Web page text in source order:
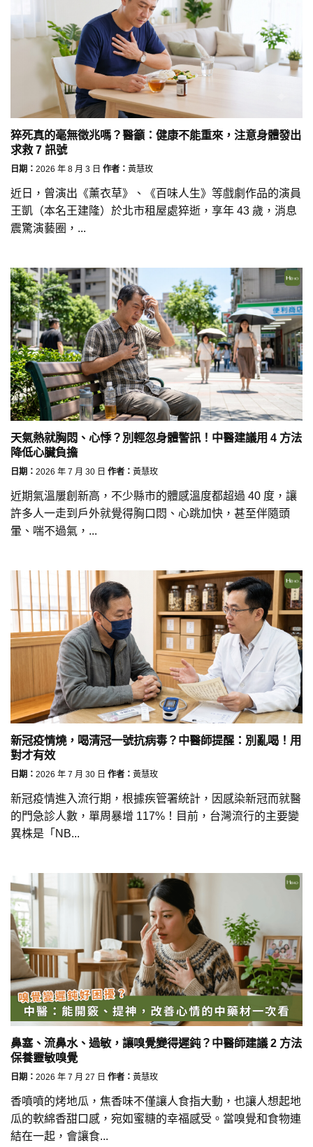
猝死真的毫無徵兆嗎？醫籲：健康不能重來，注意身體發出
求救 7 訊號
日期： 2026 年 8 月 3 日 作者： 黃慧玫
近日，曾演出《薰衣草》、《百味人生》等戲劇作品的演員
王凱（本名王建隆）於北市租屋處猝逝，享年 43 歲，消息
震驚演藝圈，...
天氣熱就胸悶、心悸？別輕忽身體警訊！中醫建議用 4 方法
降低心臟負擔
日期： 2026 年 7 月 30 日 作者： 黃慧玫
近期氣溫屢創新高，不少縣市的體感溫度都超過 40 度，讓
許多人一走到戶外就覺得胸口悶、心跳加快，甚至伴隨頭
暈、喘不過氣，...
新冠疫情燒，喝清冠一號抗病毒？中醫師提醒：別亂喝！用
對才有效
日期： 2026 年 7 月 30 日 作者： 黃慧玫
新冠疫情進入流行期，根據疾管署統計，因感染新冠而就醫
的門急診人數，單周暴增 117%！目前，台灣流行的主要變
異株是「NB...
鼻塞、流鼻水、過敏，讓嗅覺變得遲鈍？中醫師建議 2 方法
保養靈敏嗅覺
日期： 2026 年 7 月 27 日 作者： 黃慧玫
香噴噴的烤地瓜，焦香味不僅讓人食指大動，也讓人想起地
瓜的軟綿香甜口感，宛如蜜糖的幸福感受。當嗅覺和食物連
結在一起，會讓食...